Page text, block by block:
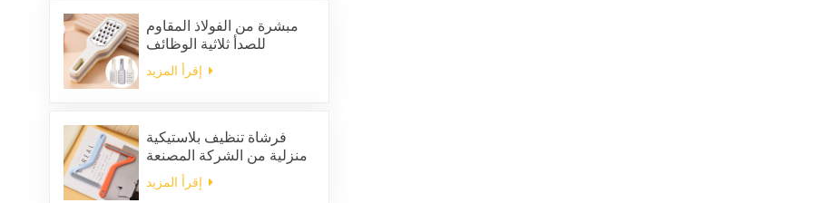
للبيئة
مبشرة من الفولاذ المقاوم
للصدأ ثلاثية الوظائف
فرشاة تنظيف بلاستيكية
منزلية من الشركة المصنعة
لإزالة الشعر الساكن من
الملابس